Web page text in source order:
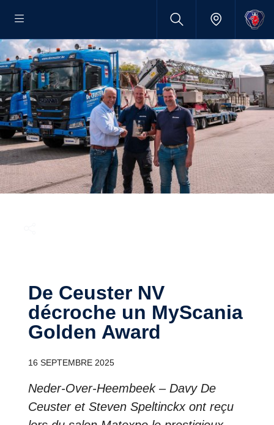
De Ceuster NV
décroche un MyScania
Golden Award
16 SEPTEMBRE 2025
Neder-Over-Heembeek – Davy De
Ceuster et Steven Speltinckx ont reçu